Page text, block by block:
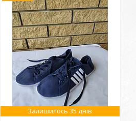
Залишилось 35 днів